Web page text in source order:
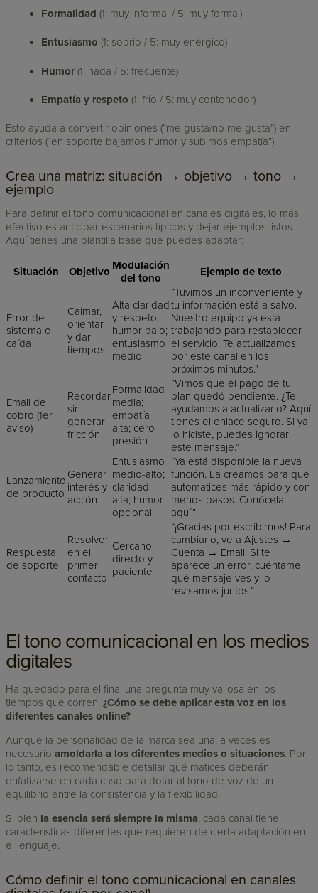
Formalidad (1: muy informal / 5: muy formal)
Entusiasmo (1: sobrio / 5: muy enérgico)
Humor (1: nada / 5: frecuente)
Empatía y respeto (1: frío / 5: muy contenedor)
Esto ayuda a convertir opiniones (“me gusta/no me gusta”) en
criterios (“en soporte bajamos humor y subimos empatía”).
Crea una matriz: situación → objetivo → tono →
ejemplo
Para definir el tono comunicacional en canales digitales, lo más
efectivo es anticipar escenarios típicos y dejar ejemplos listos.
Aquí tienes una plantilla base que puedes adaptar:
Situación Objetivo Modulación
del tono
Ejemplo de texto
Error de
sistema o
caída
Calmar,
orientar
y dar
tiempos
Alta claridad
y respeto;
humor bajo;
entusiasmo
medio
“Tuvimos un inconveniente y
tu información está a salvo.
Nuestro equipo ya está
trabajando para restablecer
el servicio. Te actualizamos
por este canal en los
próximos minutos.”
Email de
cobro (1er
aviso)
Recordar
sin
generar
fricción
Formalidad
media;
empatía
alta; cero
presión
“Vimos que el pago de tu
plan quedó pendiente. ¿Te
ayudamos a actualizarlo? Aquí
tienes el enlace seguro. Si ya
lo hiciste, puedes ignorar
este mensaje.”
Lanzamiento
de producto
Generar
interés y
acción
Entusiasmo
medio-alto;
claridad
alta; humor
opcional
“Ya está disponible la nueva
función. La creamos para que
automatices más rápido y con
menos pasos. Conócela
aquí.”
Respuesta
de soporte
Resolver
en el
primer
contacto
Cercano,
directo y
paciente
“¡Gracias por escribirnos! Para
cambiarlo, ve a Ajustes →
Cuenta → Email. Si te
aparece un error, cuéntame
qué mensaje ves y lo
revisamos juntos.”
El tono comunicacional en los medios
digitales
Ha quedado para el final una pregunta muy valiosa en los
tiempos que corren. ¿Cómo se debe aplicar esta voz en los
diferentes canales online?
Aunque la personalidad de la marca sea una, a veces es
necesarioamoldarla a los diferentes medios o situaciones . Por
lo tanto, es recomendable detallar qué matices deberán
enfatizarse en cada caso para dotar al tono de voz de un
equilibrio entre la consistencia y la flexibilidad.
Si bien la esencia será siempre la misma , cada canal tiene
características diferentes que requieren de cierta adaptación en
el lenguaje.
Cómo definir el tono comunicacional en canales